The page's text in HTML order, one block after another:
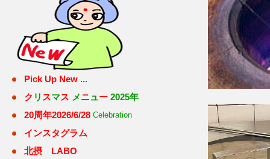
Pick Up New ...
ク リ スマス メニュー 2025年
20周年2026/6/28 Celebration
インスタグラム
北摂 LABO